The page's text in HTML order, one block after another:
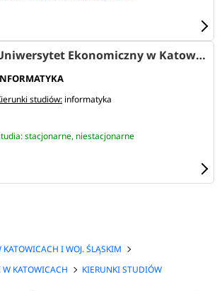
Uniwersytet Ekonomiczny w Katowicach
studiów: informatyka
stacjonarne, niestacjonarne
I WOJ. ŚLĄSKIM
W KATOWICACH
KIERUNKI STUDIÓW